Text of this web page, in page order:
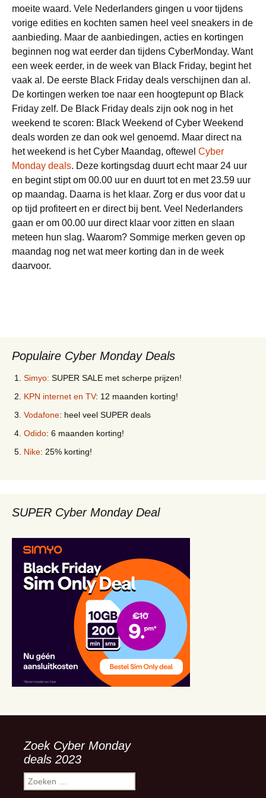
moeite waard. Vele Nederlanders gingen u voor tijdens
vorige edities en kochten samen heel veel sneakers in de
aanbieding. Maar de aanbiedingen, acties en kortingen
beginnen nog wat eerder dan tijdens CyberMonday. Want
een week eerder, in de week van Black Friday, begint het
vaak al. De eerste Black Friday deals verschijnen dan al.
De kortingen werken toe naar een hoogtepunt op Black
Friday zelf. De Black Friday deals zijn ook nog in het
weekend te scoren: Black Weekend of Cyber Weekend
deals worden ze dan ook wel genoemd. Maar direct na
het weekend is het Cyber Maandag, oftewel Cyber
Monday deals. Deze kortingsdag duurt echt maar 24 uur
en begint stipt om 00.00 uur en duurt tot en met 23.59 uur
op maandag. Daarna is het klaar. Zorg er dus voor dat u
op tijd profiteert en er direct bij bent. Veel Nederlanders
gaan er om 00.00 uur direct klaar voor zitten en slaan
meteen hun slag. Waarom? Sommige merken geven op
maandag nog net wat meer korting dan in de week
daarvoor.
Populaire Cyber Monday Deals
Simyo: SUPER SALE met scherpe prijzen!
KPN internet en TV: 12 maanden korting!
Vodafone: heel veel SUPER deals
Odido: 6 maanden korting!
Nike: 25% korting!
SUPER Cyber Monday Deal
Zoek Cyber Monday
deals 2023
Zoeken
naar: